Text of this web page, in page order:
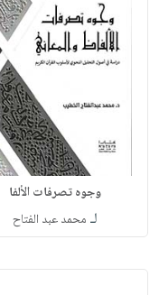
وجوه تصرفات الألفا
لـ محمد عبد الفتاح